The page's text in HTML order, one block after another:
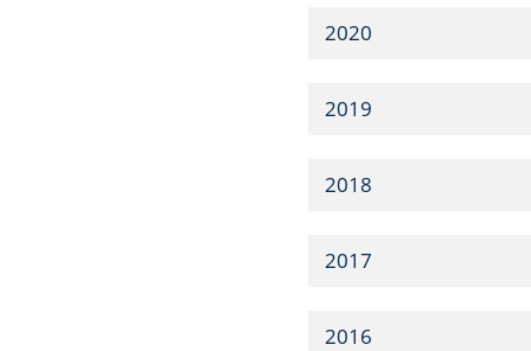
2020
2019
2018
2017
2016